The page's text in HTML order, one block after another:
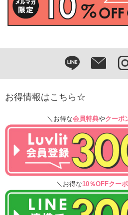
お得情報はこちら☆
＼お得な会員特典やクーポ
＼お得な10％OFFクー